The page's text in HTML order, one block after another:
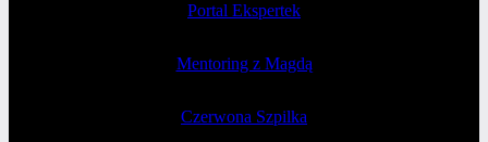
Portal Ekspertek
Mentoring z Magdą
Czerwona Szpilka